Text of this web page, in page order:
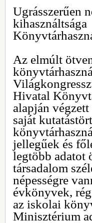
Ugrásszerűen
kihasználtsága
Az elmúlt
Hivatal
alapján
saját
jellegűek és
legtöbb adatot
társadalom
népességre
évkönyvek,
az iskolai
Minisztérium